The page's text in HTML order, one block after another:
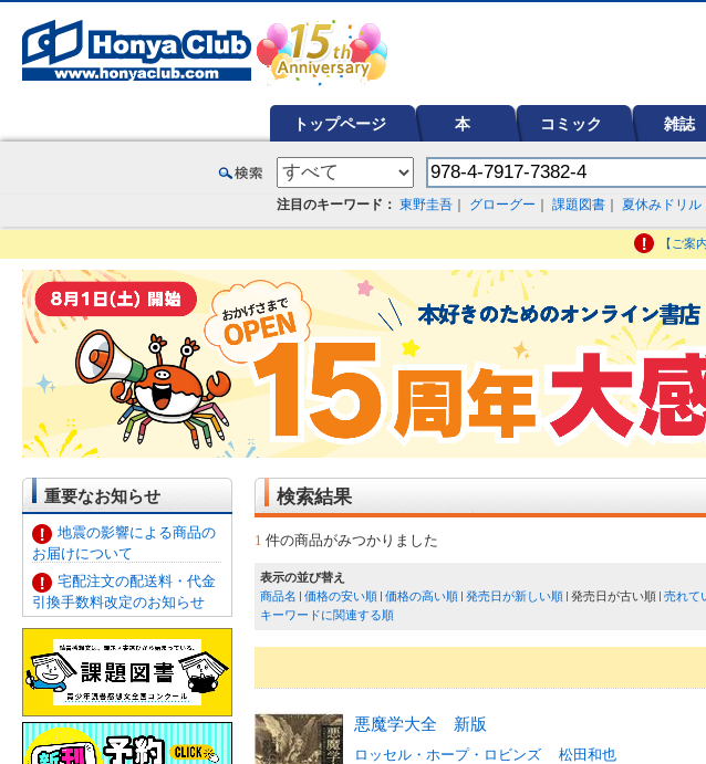
トップページ 本 コミック 雑誌
注目のキーワード： 東野圭吾 グローグー 課題図書 夏休みドリル
【ご案
重要なお知らせ
地震の影響による商品の
お届けについて
宅配注文の配送料・代金
引換手数料改定のお知らせ
検索結果
1 件の商品がみつかりました
表示の並び替え
商品名
価格の安い順 価格の高い順 発売日が新しい順 発売日が古い順 売れて
キーワードに関連する順
悪魔学大全 新版
ロッセル・ホープ・ロビンズ
松田和也